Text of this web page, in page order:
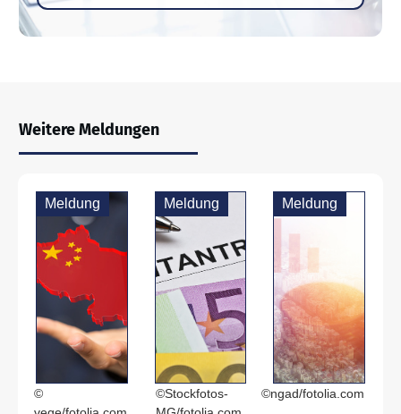
Weitere Meldungen
Meldung
©
Meldung
©Stockfotos-
Meldung
©ngad/fotolia.com